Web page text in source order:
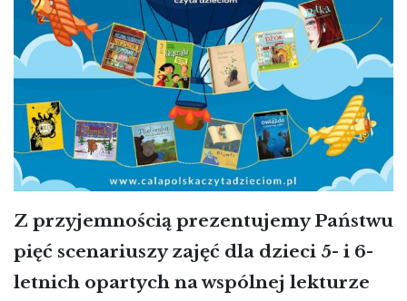
Z przyjemnością prezentujemy Państwu
pięć scenariuszy zajęć dla dzieci 5- i 6-
letnich opartych na wspólnej lekturze